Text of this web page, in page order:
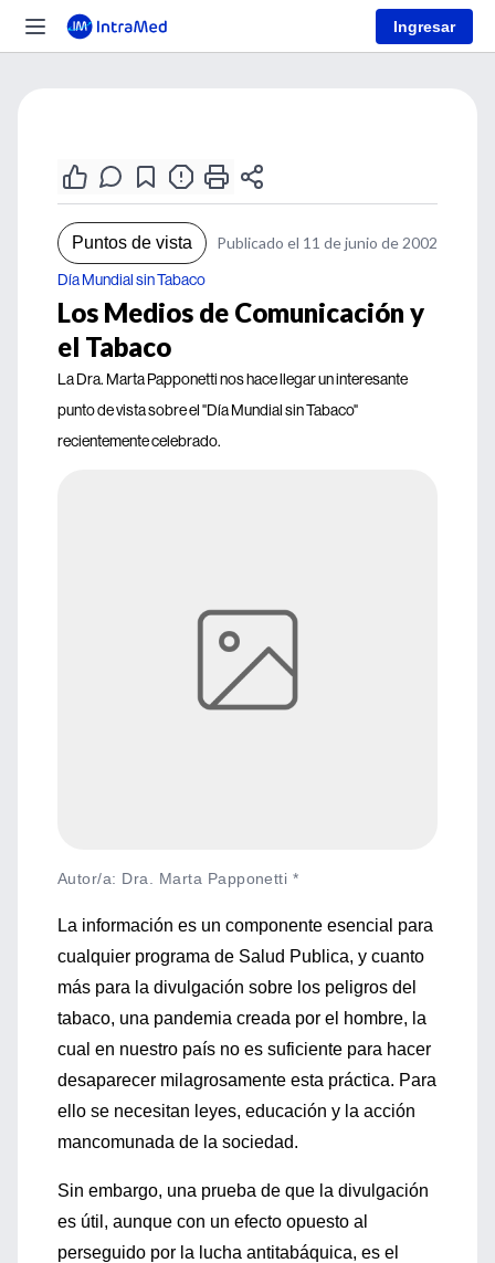
Ingresar
Puntos de vista Publicado el 11 de junio de 2002
Día Mundial sin Tabaco
Los Medios de Comunicación y
el Tabaco
La Dra. Marta Papponetti nos hace llegar un interesante
punto de vista sobre el "Día Mundial sin Tabaco"
recientemente celebrado.
Autor/a: Dra. Marta Papponetti *
La información es un componente esencial para
cualquier programa de Salud Publica, y cuanto
más para la divulgación sobre los peligros del
tabaco, una pandemia creada por el hombre, la
cual en nuestro país no es suficiente para hacer
desaparecer milagrosamente esta práctica. Para
ello se necesitan leyes, educación y la acción
mancomunada de la sociedad.
Sin embargo, una prueba de que la divulgación
es útil, aunque con un efecto opuesto al
perseguido por la lucha antitabáquica, es el